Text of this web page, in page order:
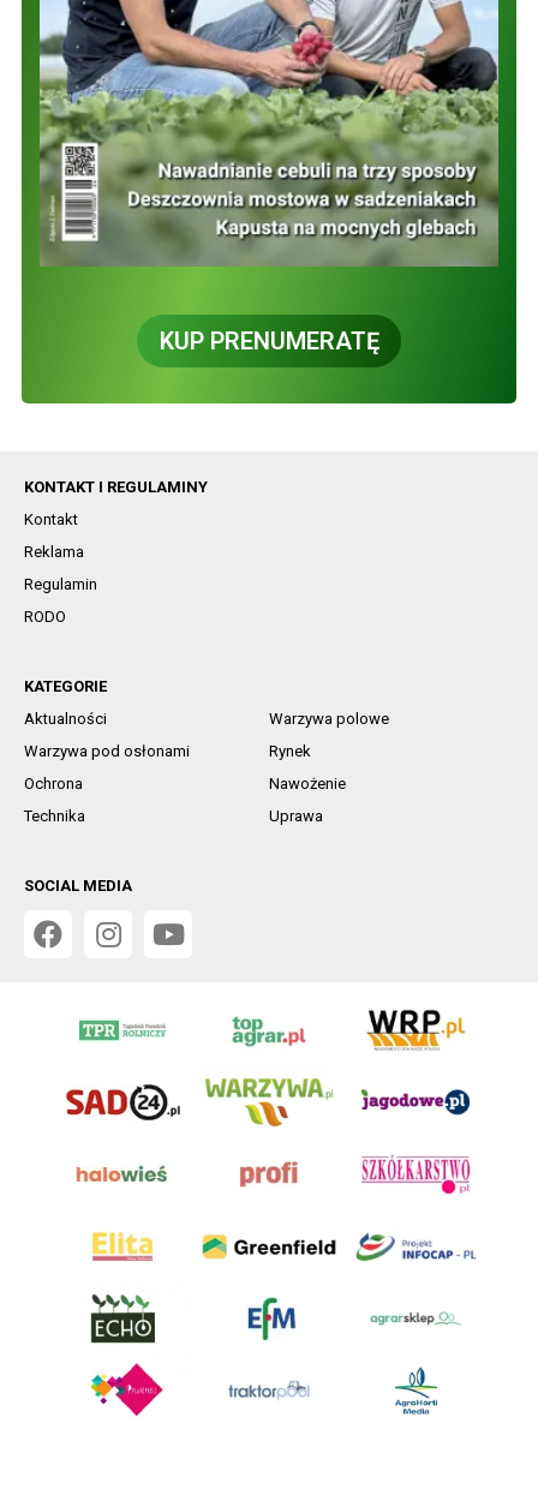
KUP PRENUMERATĘ
KONTAKT I REGULAMINY
Kontakt
Reklama
Regulamin
RODO
KATEGORIE
Aktualności
Warzywa polowe
Warzywa pod osłonami
Rynek
Ochrona
Nawożenie
Technika
Uprawa
SOCIAL MEDIA